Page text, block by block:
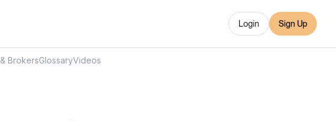
Login Sign Up
BrokersGlossaryVideos